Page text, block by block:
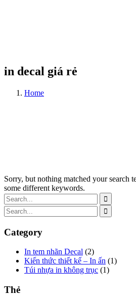
in decal giá rẻ
Home
Sorry, but nothing matched your search
some different keywords.
Category
In tem nhãn Decal (2)
Kiến thức thiết kế – In ấn (1)
Túi nhựa in không trục (1)
Thẻ